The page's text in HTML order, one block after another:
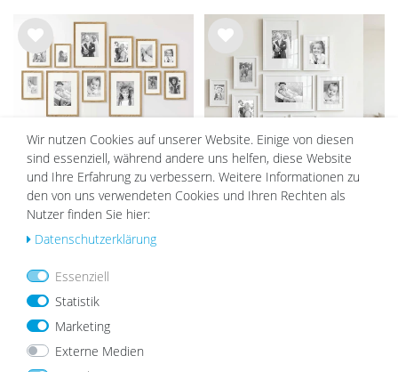
Wu
nsc
hlist
e
12er Bilderrahmen-Set Eiche mit
Wu
hlist
e
Wir nutzen Cookies auf unserer Website. Einige von diesen
sind essenziell, während andere uns helfen, diese Website
und Ihre Erfahrung zu verbessern. Weitere Informationen zu
den von uns verwendeten Cookies und Ihren Rechten als
Nutzer finden Sie hier:
Daten­schutz­erklärung
Essenziell
Statistik
Marketing
Externe Medien